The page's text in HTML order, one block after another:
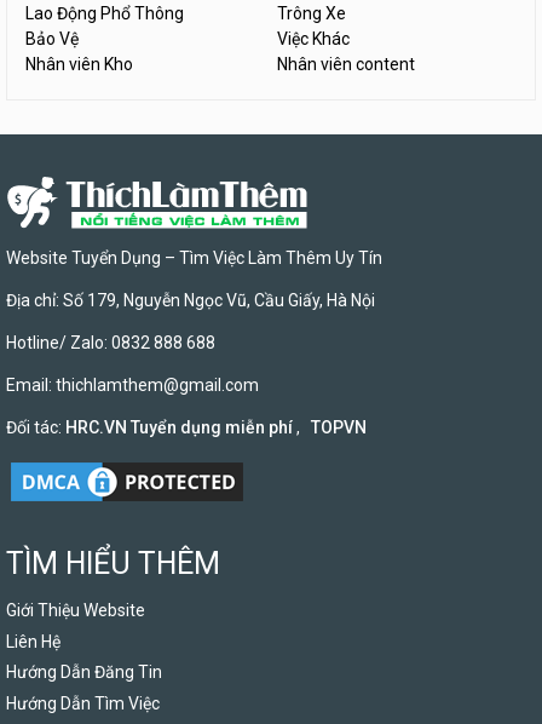
Lao Động Phổ Thông
Trông Xe
Bảo Vệ
Việc Khác
Nhân viên Kho
Nhân viên content
Website Tuyển Dụng – Tìm Việc Làm Thêm Uy Tín
Địa chỉ: Số 179, Nguyễn Ngọc Vũ, Cầu Giấy, Hà Nội
Hotline/ Zalo: 0832 888 688
Email: thichlamthem@gmail.com
Đối tác: HRC.VN Tuyển dụng miễn phí, TOPVN
TÌM HIỂU THÊM
Giới Thiệu Website
Liên Hệ
Hướng Dẫn Đăng Tin
Hướng Dẫn Tìm Việc